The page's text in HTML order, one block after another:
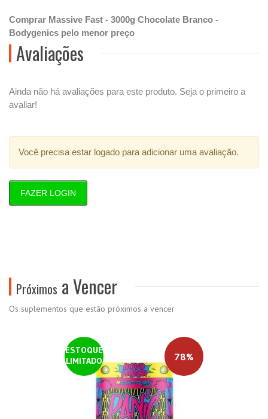
Comprar Massive Fast - 3000g Chocolate Branco -
Bodygenics pelo menor preço
Avaliações
Ainda não há avaliações para este produto. Seja o primeiro a
avaliar!
Você precisa estar logado para adicionar uma avaliação.
FAZER LOGIN
Próximos a Vencer
Os suplementos que estão próximos a vencer
ESTOQUE
LIMITADO
78%